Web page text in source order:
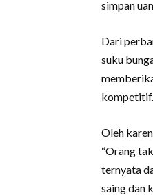
simpan
Dari
suku
kompetitif.
Oleh
“Orang
ternyata
saing dan